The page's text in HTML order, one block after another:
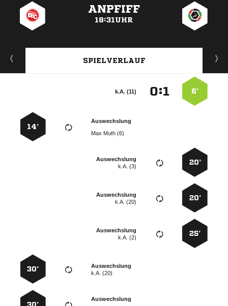
ANPFIFF
18:31UHR
SPIELVERLAUF
6’
:
k.A. (11)
Auswechslung
  
14’
20’
Auswechslung
k.A. (3)
20’
Auswechslung
k.A. (20)
25’
Auswechslung
k.A. (2)
Auswechslung
k.A. (20)
30’
Auswechslung
30’